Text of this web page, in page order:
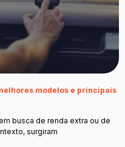
modelos e principais
busca de renda extra ou de
surgiram